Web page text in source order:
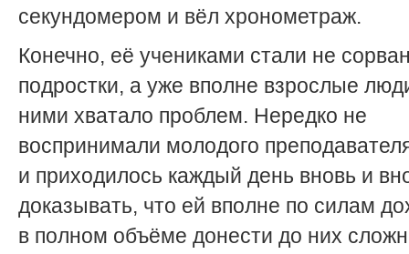
секундомером и вёл хронометраж.
Конечно, её учениками стали не
подростки, а уже вполне взрослые
ними хватало проблем. Нередко не
воспринимали молодого
и приходилось каждый день вновь и
доказывать, что ей вполне по силам
в полном объёме донести до них